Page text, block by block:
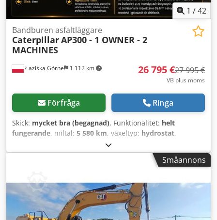
1 /42
Łaziska Górne 1 112 km
Bandburen asfaltläggare
CaterpillarAP300 - 1 OWNER - 2
MACHINES
26 795 €27 995 €
VB plus moms
Förfråga Ringa
Skick: mycket bra (begagnad), Funktionalitet: helt
fungerande, miltal: 5 580 km, växeltyp: hydrostat,
, totalvikt:
6 600 kg, driftsvikt:8 200 kg, antal säten:2,
, Utrustning:
chassi, OBS! Vi har två identiska CAT 300 till salu (se sista
bilderna) – den orange har endast 2061 motortimmar.
Priset är detsamma som för den gula maskinen i annonsen
– detta pris inkluderar FRAKT inom hela EUROPEISKA
Småannons